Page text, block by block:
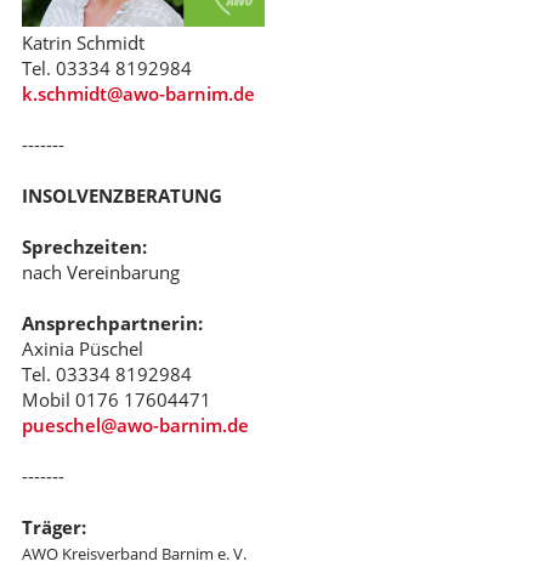
Katrin Schmidt
Tel. 03334 8192984
k.schmidt@awo-barnim.de
-------
INSOLVENZBERATUNG
Sprechzeiten:
nach Vereinbarung
Ansprechpartnerin:
Axinia Püschel
Tel. 03334 8192984
Mobil 0176 17604471
pueschel@awo-barnim.de
-------
Träger:
AWO Kreisverband Barnim e. V.